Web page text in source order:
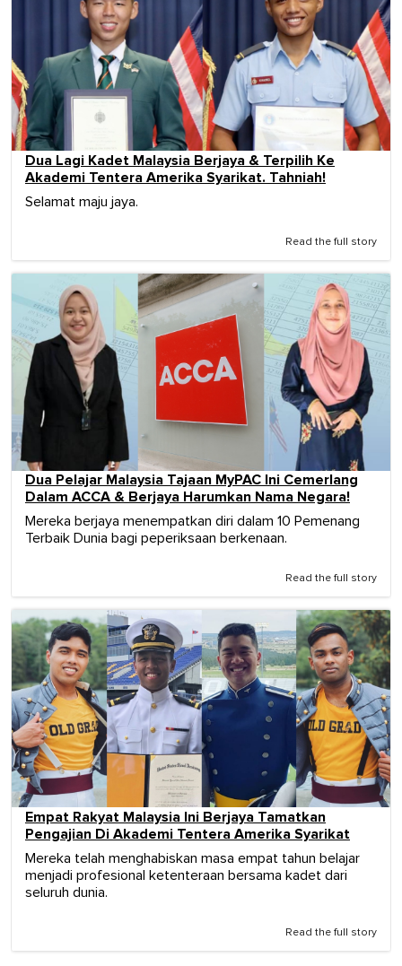
Dua Lagi Kadet Malaysia Berjaya & Terpilih Ke
Akademi Tentera Amerika Syarikat. Tahniah!
Selamat maju jaya.
Read the full story
Dua Pelajar Malaysia Tajaan MyPAC Ini Cemerlang
Dalam ACCA & Berjaya Harumkan Nama Negara!
Mereka berjaya menempatkan diri dalam 10 Pemenang
Terbaik Dunia bagi peperiksaan berkenaan.
Read the full story
Empat Rakyat Malaysia Ini Berjaya Tamatkan
Pengajian Di Akademi Tentera Amerika Syarikat
Mereka telah menghabiskan masa empat tahun belajar
menjadi profesional ketenteraan bersama kadet dari
seluruh dunia.
Read the full story